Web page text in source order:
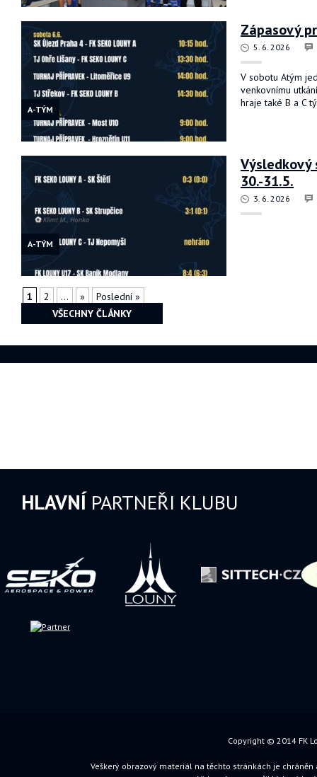
A-TÝM
Zápasový
5. 6. 2026
V sobotu Atým
venkovnímu
hraje také B a C
A-TÝM
Výsledkový
30.-31.5.
3. 6. 2026
1 2 ... »
Poslední »
VŠECHNY ČLÁNKY
HLAVNÍ PARTNEŘI KLUBU
Copyright © 2014 FK
Veškerý obrazový materiál na těchto stránkách je